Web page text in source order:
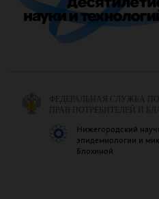
ФЕДЕРАЛЬНАЯ СЛУЖБА
ПРАВ ПОТРЕБИТЕЛЕЙ И
Нижегородский
эпидемиологии и
Блохиной